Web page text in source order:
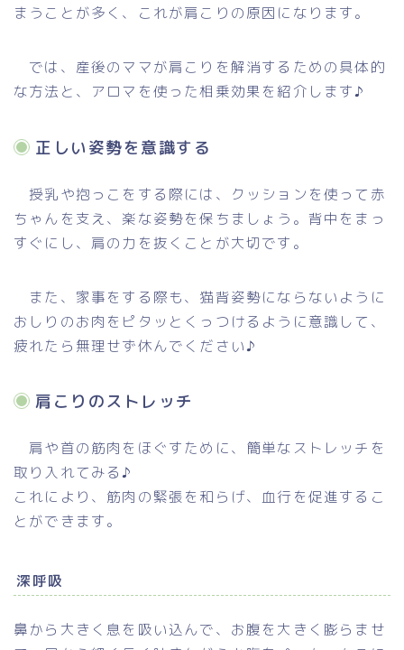
まうことが多く、これが肩こりの原因になります。
では、産後のママが肩こりを解消するための具体的
な方法と、アロマを使った相乗効果を紹介します♪
正しい姿勢を意識する
授乳や抱っこをする際には、クッションを使って赤
ちゃんを支え、楽な姿勢を保ちましょう。背中をまっ
すぐにし、肩の力を抜くことが大切です。
また、家事をする際も、猫背姿勢にならないように
おしりのお肉をピタッとくっつけるように意識して、
疲れたら無理せず休んでください♪
肩こりのストレッチ
肩や首の筋肉をほぐすために、簡単なストレッチを
取り入れてみる♪
これにより、筋肉の緊張を和らげ、血行を促進するこ
とができます。
深呼吸
鼻から大きく息を吸い込んで、お腹を大きく膨らませ